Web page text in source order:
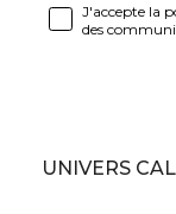
J'accepte la
des
UNIVERS